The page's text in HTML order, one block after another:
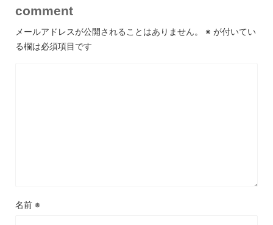
comment
メールアドレスが公開されることはありません。 ※ が付いてい
る欄は必須項目です
名前 ※